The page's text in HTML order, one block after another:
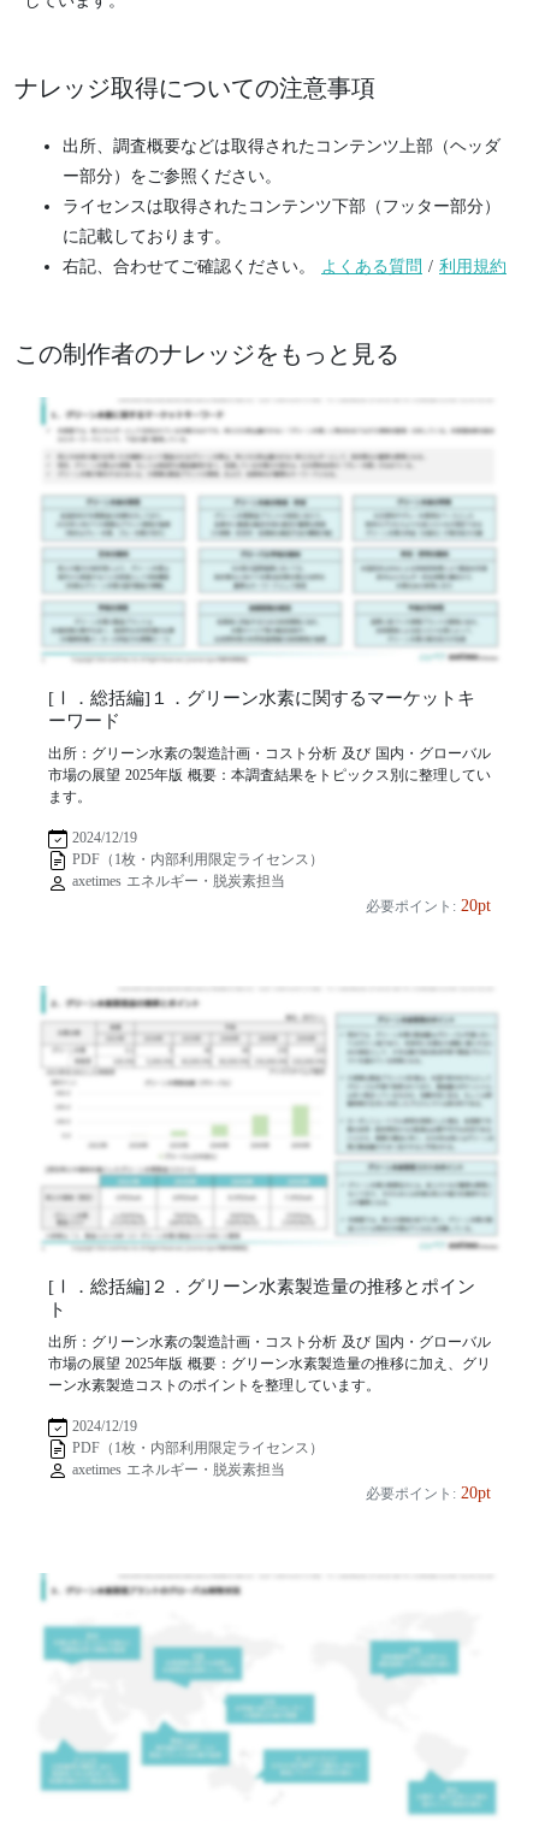
ナレッジ取得についての注意事項
出所、調査概要などは取得されたコンテンツ上部（ヘッダ
ー部分）をご参照ください。
ライセンスは取得されたコンテンツ下部（フッター部分）
に記載しております。
右記、合わせてご確認ください。
よくある質問 / 利用規約
この制作者のナレッジをもっと見る
[Ⅰ．総括編]１．グリーン水素に関するマーケットキ
ーワード
出所：グリーン水素の製造計画・コスト分析 及び 国内・グローバル
市場の展望 2025年版 概要：本調査結果をトピックス別に整理してい
ます。
2024/12/19
PDF（1枚・内部利用限定ライセンス）
axetimes エネルギー・脱炭素担当
必要ポイント: 20pt
[Ⅰ．総括編]２．グリーン水素製造量の推移とポイン
ト
出所：グリーン水素の製造計画・コスト分析 及び 国内・グローバル
市場の展望 2025年版 概要：グリーン水素製造量の推移に加え、グリ
ーン水素製造コストのポイントを整理しています。
2024/12/19
PDF（1枚・内部利用限定ライセンス）
axetimes エネルギー・脱炭素担当
必要ポイント: 20pt